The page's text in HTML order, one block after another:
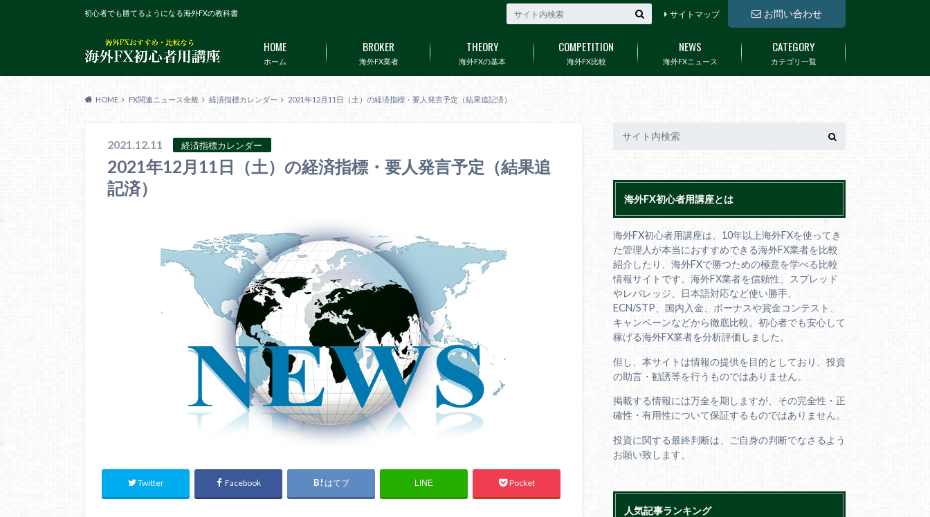
初心者でも勝てるようになる海外FXの教科書 お問い合わせ
サイトマップ
ホーム
HOME
海外FX業者
BROKER
海外FXの基本
THEORY
海外FX比較
COMPETITION
海外FXニュース
NEWS
カテゴリ一覧
CATEGORY
HOME FX関連ニュース全般 経済指標カレンダー 2021年12月11日（土）の経済指標・要人発言予定（結果追記済）
2021.12.11 経済指標カレンダー
2021年12月11日（土）の経済指標・要人発言予定（結果追
記済）
Twitter Facebook はてブ LINE Pocket
海外FX初心者用講座とは
海外FX初心者用講座は、10年以上海外FXを使ってき
た管理人が本当におすすめできる海外FX業者を比較
紹介したり、海外FXで勝つための極意を学べる比較
情報サイトです。海外FX業者を信頼性、スプレッド
やレバレッジ、日本語対応など使い勝手、
ECN/STP、国内入金、ボーナスや賞金コンテスト、
キャンペーンなどから徹底比較。初心者でも安心して
稼げる海外FX業者を分析評価しました。
但し、本サイトは情報の提供を目的としており、投資
の助言・勧誘等を行うものではありません。
掲載する情報には万全を期しますが、その完全性・正
確性・有用性について保証するものではありません。
投資に関する最終判断は、ご自身の判断でなさるよう
お願い致します。
人気記事ランキング